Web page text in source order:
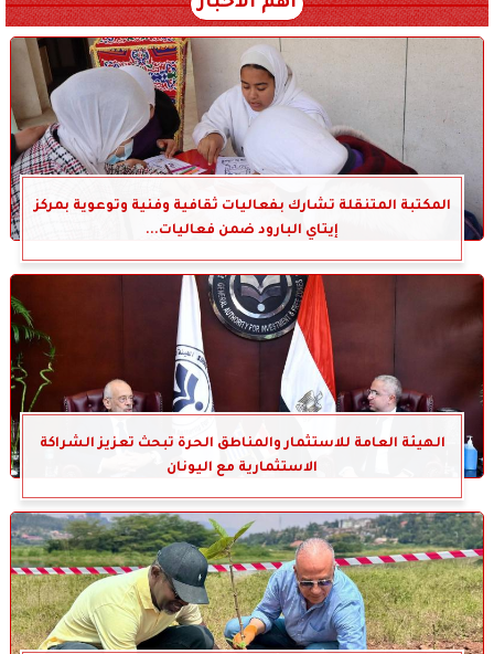
المكتبة المتنقلة تشارك بفعاليات ثقافية وفنية وتوعوية بمركز
إيتاي البارود ضمن فعاليات...
الهيئة العامة للاستثمار والمناطق الحرة تبحث تعزيز الشراكة
الاستثمارية مع اليونان